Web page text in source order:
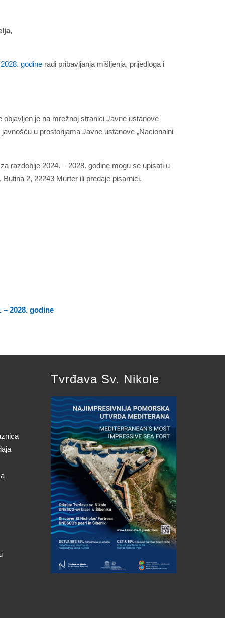
godine radi pribavljanja mišljenja, prijedloga i
objavljen je na mrežnoj stranici Javne ustanove
u prostorijama Javne ustanove „Nacionalni
razdoblje 2024. – 2028. godine mogu se upisati u
2, 22243 Murter ili predaje pisarnici.
2028. godine
Tvrđava Sv. Nikole